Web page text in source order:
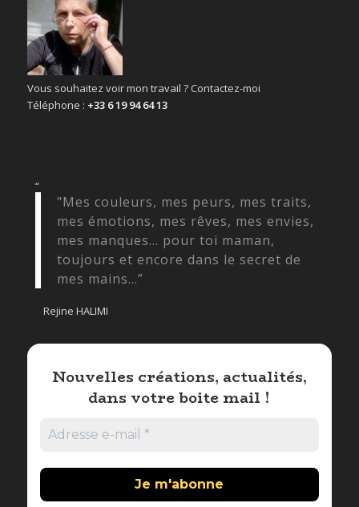
Vous souhaitez voir mon travail ? Contactez-moi
Téléphone : +33 6 19 94 64 13
“
"Mes couleurs, mes peurs, mes traits,
mes émotions, mes rêves, mes envies,
mes manques... pour toi maman,
toujours et encore dans le secret de
mes mains...”
Rejine HALIMI
Nouvelles créations, actualités,
dans votre boite mail !